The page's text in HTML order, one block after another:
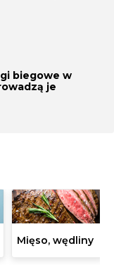
biegowe w
je
Mięso, wędliny